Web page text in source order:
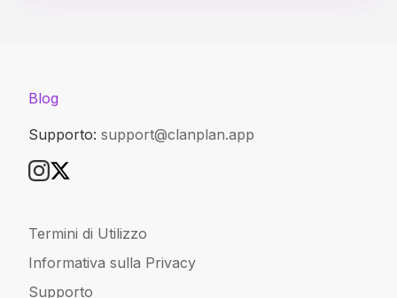
Blog
Supporto: support@clanplan.app
Termini di Utilizzo
Informativa sulla Privacy
Supporto